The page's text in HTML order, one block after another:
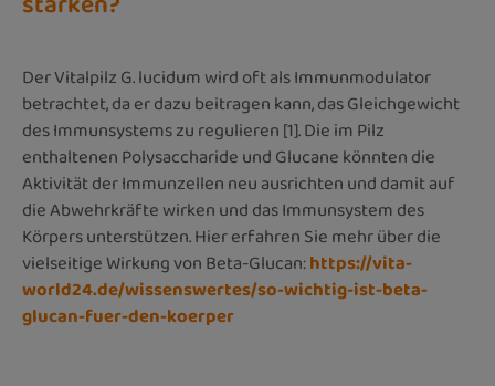
Der Vitalpilz G. lucidum wird oft als Immunmodulator
betrachtet, da er dazu beitragen kann, das Gleichgewicht
des Immunsystems zu regulieren [1]. Die im Pilz
enthaltenen Polysaccharide und Glucane könnten die
Aktivität der Immunzellen neu ausrichten und damit auf
die Abwehrkräfte wirken und das Immunsystem des
Körpers unterstützen. Hier erfahren Sie mehr über die
vielseitige Wirkung von Beta-Glucan:https://vita-
world24.de/wissenswertes/so-wichtig-ist-beta-
glucan-fuer-den-koerper